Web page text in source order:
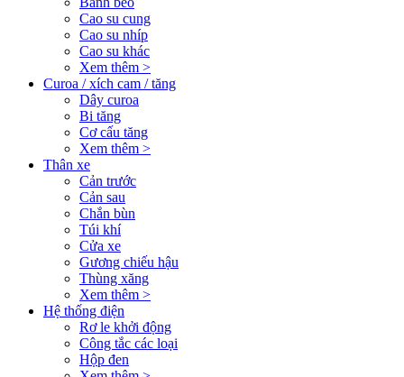
Cao su cung
Cao su nhíp
Cao su khác
Xem thêm >
Curoa / xích cam / tăng
Dây curoa
Bi tăng
Cơ cấu tăng
Xem thêm >
Thân xe
Cản trước
Cản sau
Chắn bùn
Túi khí
Cửa xe
Gương chiếu hậu
Thùng xăng
Xem thêm >
Hệ thống điện
Rơ le khởi động
Công tắc các loại
Hộp đen